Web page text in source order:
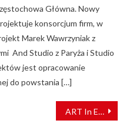
Główna. Nowy
konsorcjum firm, w
Marek Wawrzyniak z
And Studio z Paryża i Studio
jest opracowanie
do powstania […]
ART In Energy z innowacyjną technologią zabezpieczania sieci trakcyjnej